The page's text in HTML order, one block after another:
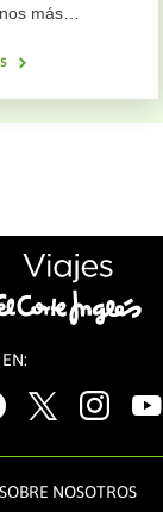
más
de las mejores
tipo de
en
por el Caribe,
( & /
SOBRE NOSOTROS